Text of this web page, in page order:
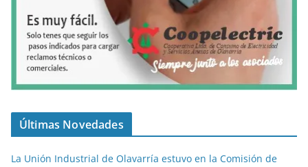
Últimas Novedades
La Unión Industrial de Olavarría estuvo en la Comisión de